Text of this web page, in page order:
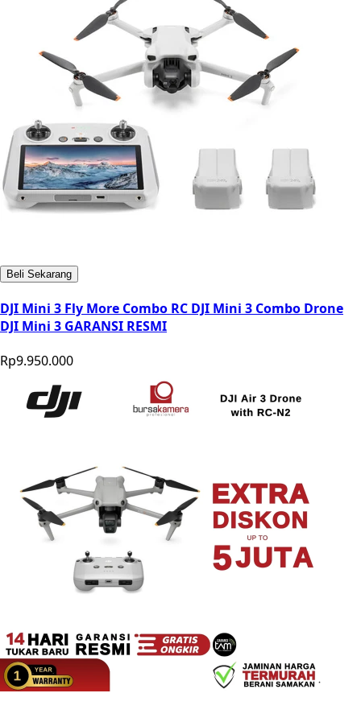
Beli Sekarang
DJI Mini 3 Fly More Combo RC DJI Mini 3 Combo Drone
DJI Mini 3 GARANSI RESMI
Rp9.950.000